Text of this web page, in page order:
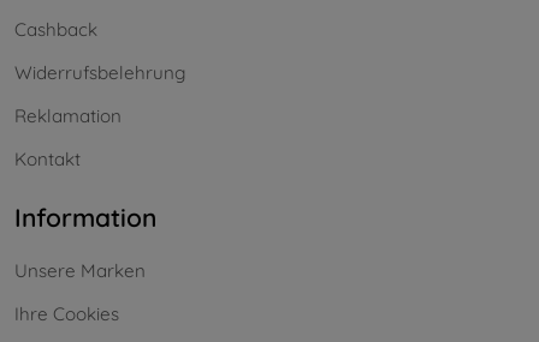
Cashback
Widerrufsbelehrung
Reklamation
Kontakt
Information
Unsere Marken
Ihre Cookies